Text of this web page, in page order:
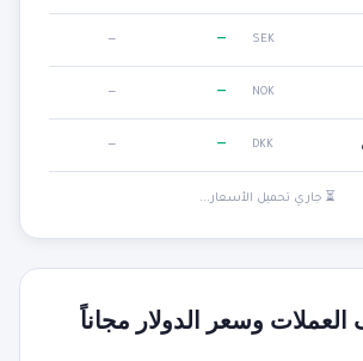
SEK
—
—
NOK
—
—
DKK
—
—
⏳ جاري تحميل الأسعار...
وسعر الدولار مجاناً